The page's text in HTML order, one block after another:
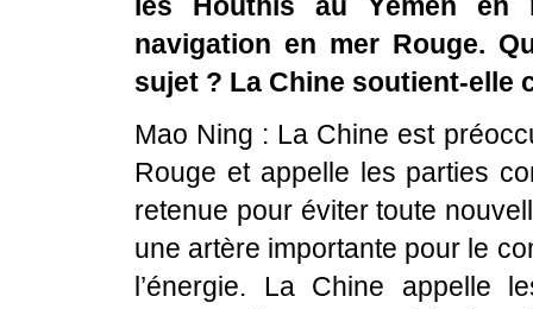
les Houthis au Yémen en
navigation en mer Rouge.
sujet ? La Chine soutient-elle
Mao Ning : La Chine est
Rouge et appelle les parties
retenue pour éviter toute
une artère importante pour le
l’énergie. La Chine appelle